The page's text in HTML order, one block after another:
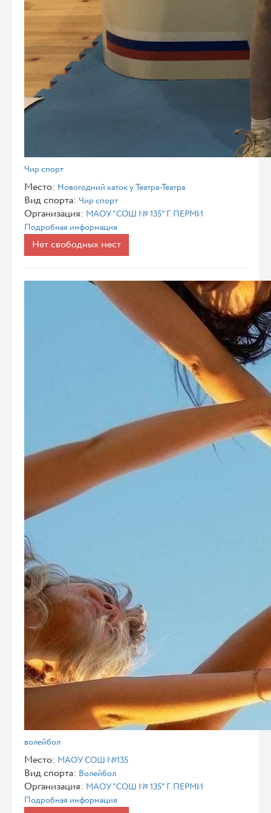
Чир спорт
Место: Новогодний каток у Театра-Театра
Вид спорта: Чир спорт
Организация: МАОУ "СОШ № 135" Г. ПЕРМИ
Подробная информация
Нет свободных мест
волейбол
Место: МАОУ СОШ №135
Вид спорта: Волейбол
Организация: МАОУ "СОШ № 135" Г. ПЕРМИ
Подробная информация